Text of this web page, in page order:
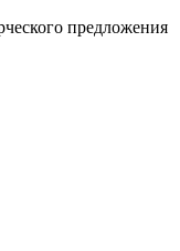
предложения